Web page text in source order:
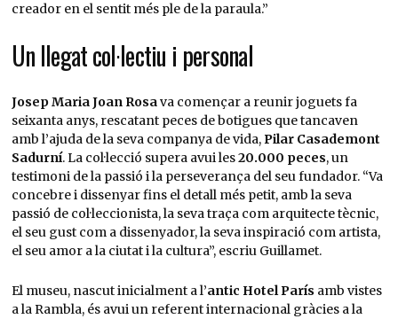
creador en el sentit més ple de la paraula.”
Un llegat col·lectiu i personal
Josep Maria Joan Rosava començar a reunir joguets fa
seixanta anys, rescatant peces de botigues que tancaven
amb l’ajuda de la seva companya de vida,Pilar Casademont
Sadurní. La col·lecció supera avui les20.000 peces, un
testimoni de la passió i la perseverança del seu fundador. “Va
concebre i dissenyar fins el detall més petit, amb la seva
passió de col·leccionista, la seva traça com arquitecte tècnic,
el seu gust com a dissenyador, la seva inspiració com artista,
el seu amor a la ciutat i la cultura”, escriu Guillamet.
El museu, nascut inicialment a l’antic Hotel París amb vistes
a la Rambla, és avui un referent internacional gràcies a la